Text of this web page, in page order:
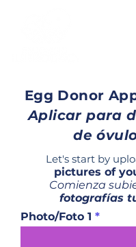
Egg Donor
Aplicar para
de
Let's start by
pictures of
Comienza
fotografías
Photo/Foto 1